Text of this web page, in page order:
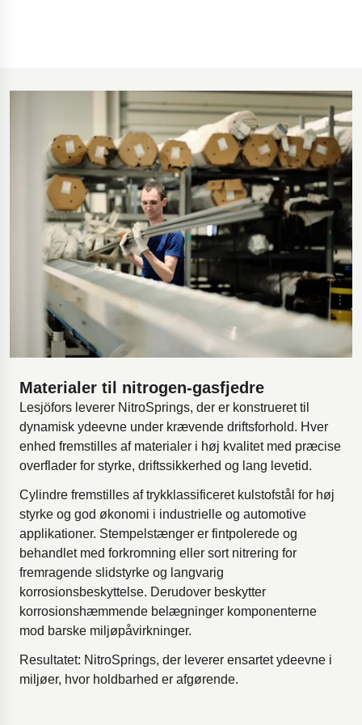
Materialer til nitrogen-gasfjedre
Lesjöfors leverer NitroSprings, der er konstrueret til
dynamisk ydeevne under krævende driftsforhold. Hver
enhed fremstilles af materialer i høj kvalitet med præcise
overflader for styrke, driftssikkerhed og lang levetid.
Cylindre fremstilles af trykklassificeret kulstofstål for høj
styrke og god økonomi i industrielle og automotive
applikationer. Stempelstænger er fintpolerede og
behandlet med forkromning eller sort nitrering for
fremragende slidstyrke og langvarig
korrosionsbeskyttelse. Derudover beskytter
korrosionshæmmende belægninger komponenterne
mod barske miljøpåvirkninger.
Resultatet: NitroSprings, der leverer ensartet ydeevne i
miljøer, hvor holdbarhed er afgørende.